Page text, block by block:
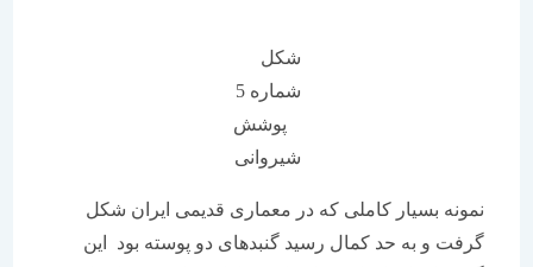
شماره 5
پوشش
شیروانی
نمونه بسیار کاملی که در معماری قدیمی ایران شکل
گرفت و به حد کمال رسید گنبدهای دو پوسته بود این